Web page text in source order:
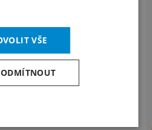
o programu
310 414
VŠE
ODMÍTNOUT